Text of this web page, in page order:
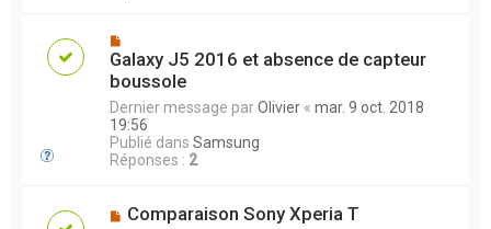
Galaxy J5 2016 et absence de capteur
boussole
Dernier message parOlivier « mar. 9 oct. 2018
19:56
Publié dans Samsung
Réponses : 2
Comparaison Sony Xperia T